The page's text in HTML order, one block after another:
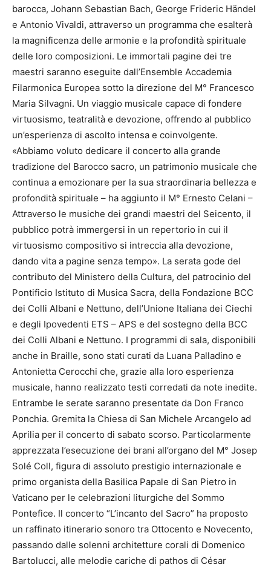
barocca, Johann Sebastian Bach, George Frideric Händel
e Antonio Vivaldi, attraverso un programma che esalterà
la magnificenza delle armonie e la profondità spirituale
delle loro composizioni. Le immortali pagine dei tre
maestri saranno eseguite dall’Ensemble Accademia
Filarmonica Europea sotto la direzione del M° Francesco
Maria Silvagni. Un viaggio musicale capace di fondere
virtuosismo, teatralità e devozione, offrendo al pubblico
un’esperienza di ascolto intensa e coinvolgente.
«Abbiamo voluto dedicare il concerto alla grande
tradizione del Barocco sacro, un patrimonio musicale che
continua a emozionare per la sua straordinaria bellezza e
profondità spirituale – ha aggiunto il M° Ernesto Celani –
Attraverso le musiche dei grandi maestri del Seicento, il
pubblico potrà immergersi in un repertorio in cui il
virtuosismo compositivo si intreccia alla devozione,
dando vita a pagine senza tempo». La serata gode del
contributo del Ministero della Cultura, del patrocinio del
Pontificio Istituto di Musica Sacra, della Fondazione BCC
dei Colli Albani e Nettuno, dell’Unione Italiana dei Ciechi
e degli Ipovedenti ETS – APS e del sostegno della BCC
dei Colli Albani e Nettuno. I programmi di sala, disponibili
anche in Braille, sono stati curati da Luana Palladino e
Antonietta Cerocchi che, grazie alla loro esperienza
musicale, hanno realizzato testi corredati da note inedite.
Entrambe le serate saranno presentate da Don Franco
Ponchia. Gremita la Chiesa di San Michele Arcangelo ad
Aprilia per il concerto di sabato scorso. Particolarmente
apprezzata l’esecuzione dei brani all’organo del M° Josep
Solé Coll, figura di assoluto prestigio internazionale e
primo organista della Basilica Papale di San Pietro in
Vaticano per le celebrazioni liturgiche del Sommo
Pontefice. Il concerto “L’incanto del Sacro” ha proposto
un raffinato itinerario sonoro tra Ottocento e Novecento,
passando dalle solenni architetture corali di Domenico
Bartolucci, alle melodie cariche di pathos di César